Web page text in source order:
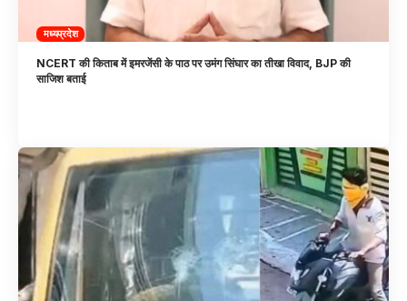
मध्यप्रदेश
NCERT की किताब में इमरजेंसी के पाठ पर उमंग सिंघार का तीखा विवाद, BJP की
साजिश बताई